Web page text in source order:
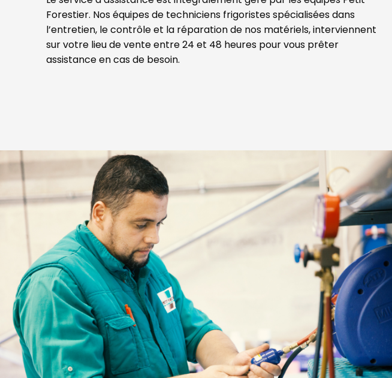
Forestier. Nos équipes de techniciens frigoristes spécialisées dans
l’entretien, le contrôle et la réparation de nos matériels, interviennent
sur votre lieu de vente entre 24 et 48 heures pour vous prêter
assistance en cas de besoin.